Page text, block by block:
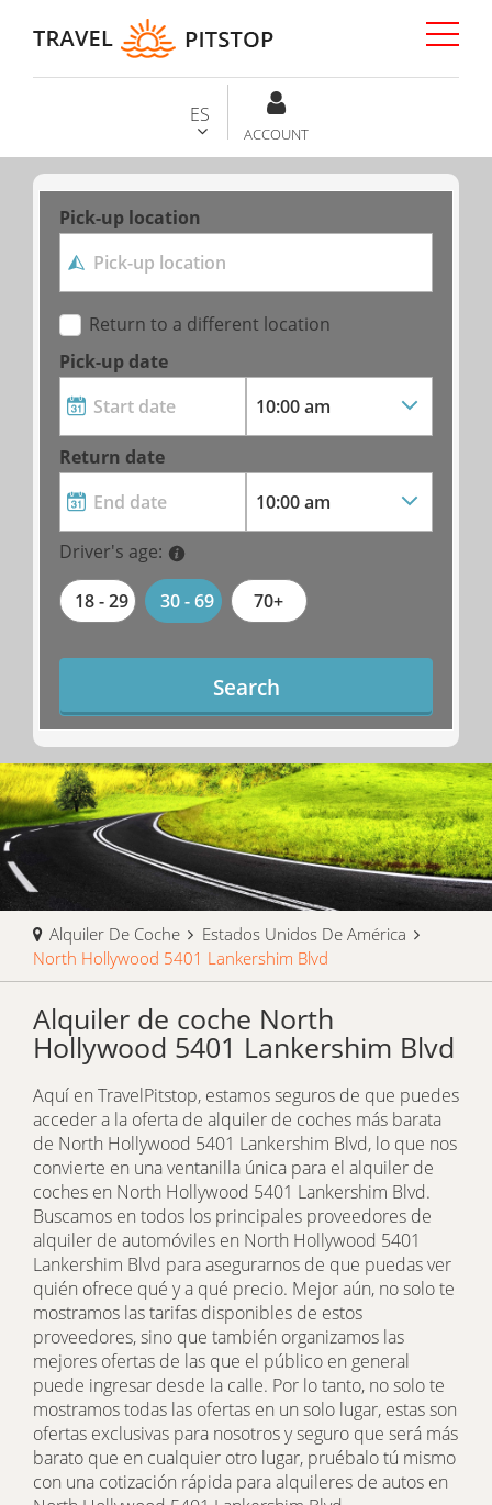
ES
ACCOUNT
Pick-up location
Return to a different location
Pick-up date
Return date
Driver's age:
18 - 29 30 - 69 70+
Search
Alquiler De Coche
Estados Unidos De América
North Hollywood 5401 Lankershim Blvd
Alquiler de coche North
Hollywood 5401 Lankershim Blvd
Aquí en TravelPitstop, estamos seguros de que puedes
acceder a la oferta de alquiler de coches más barata
de North Hollywood 5401 Lankershim Blvd, lo que nos
convierte en una ventanilla única para el alquiler de
coches en North Hollywood 5401 Lankershim Blvd.
Buscamos en todos los principales proveedores de
alquiler de automóviles en North Hollywood 5401
Lankershim Blvd para asegurarnos de que puedas ver
quién ofrece qué y a qué precio. Mejor aún, no solo te
mostramos las tarifas disponibles de estos
proveedores, sino que también organizamos las
mejores ofertas de las que el público en general
puede ingresar desde la calle. Por lo tanto, no solo te
mostramos todas las ofertas en un solo lugar, estas son
ofertas exclusivas para nosotros y seguro que será más
barato que en cualquier otro lugar, pruébalo tú mismo
con una cotización rápida para alquileres de autos en